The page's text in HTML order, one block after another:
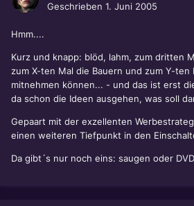
Geschrieben 1. Juni 2005
Hmm....
Kurz und knapp: blöd, lahm, zum dritten
zum X-ten Mal die Bauern und zum Y-ten
mitnehmen können... - und das ist erst
da schon die Ideen ausgehen, was soll
Gepaart mit der exzellenten
einen weiteren Tiefpunkt in den
Da gibt´s nur noch eins: saugen oder